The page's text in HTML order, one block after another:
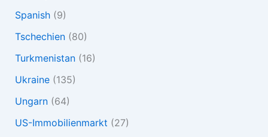
Spanish(9)
Tschechien(80)
Turkmenistan(16)
Ukraine(135)
Ungarn(64)
US-Immobilienmarkt (27)